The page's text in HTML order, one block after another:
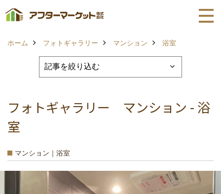
ホーム フォトギャラリー マンション 浴室
フォトギャラリー マンション - 浴
室
マンション｜浴室